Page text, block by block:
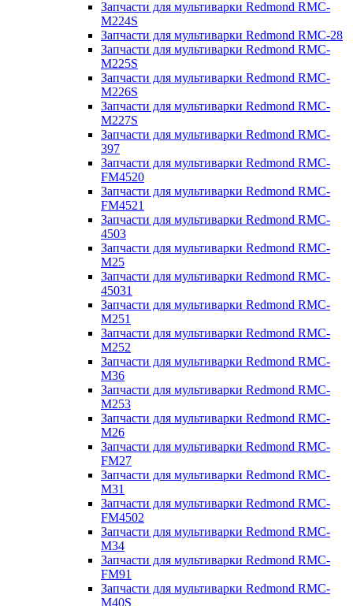
Запчасти для мультиварки Redmond RMC-
M224S
Запчасти для мультиварки Redmond RMC-28
Запчасти для мультиварки Redmond RMC-
M225S
Запчасти для мультиварки Redmond RMC-
M226S
Запчасти для мультиварки Redmond RMC-
M227S
Запчасти для мультиварки Redmond RMC-
397
Запчасти для мультиварки Redmond RMC-
FM4520
Запчасти для мультиварки Redmond RMC-
FM4521
Запчасти для мультиварки Redmond RMC-
4503
Запчасти для мультиварки Redmond RMC-
M25
Запчасти для мультиварки Redmond RMC-
45031
Запчасти для мультиварки Redmond RMC-
M251
Запчасти для мультиварки Redmond RMC-
M252
Запчасти для мультиварки Redmond RMC-
M36
Запчасти для мультиварки Redmond RMC-
M253
Запчасти для мультиварки Redmond RMC-
M26
Запчасти для мультиварки Redmond RMC-
FM27
Запчасти для мультиварки Redmond RMC-
M31
Запчасти для мультиварки Redmond RMC-
FM4502
Запчасти для мультиварки Redmond RMC-
M34
Запчасти для мультиварки Redmond RMC-
FM91
Запчасти для мультиварки Redmond RMC-
M40S